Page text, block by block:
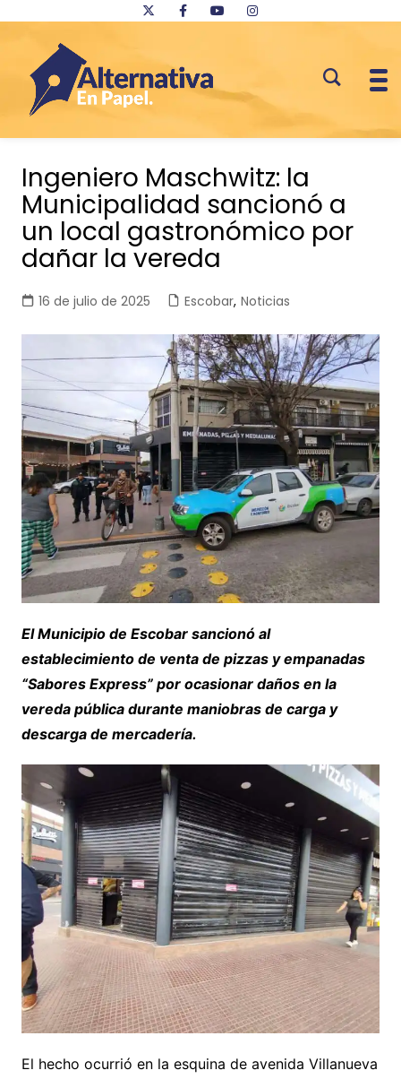
contenido
Ingeniero Maschwitz: la
Municipalidad sancionó a
un local gastronómico por
dañar la vereda
16 de julio de 2025 Escobar, Noticias
El Municipio de Escobar sancionó al
establecimiento de venta de pizzas y empanadas
“Sabores Express” por ocasionar daños en la
vereda pública durante maniobras de carga y
descarga de mercadería.
El hecho ocurrió en la esquina de avenida Villanueva